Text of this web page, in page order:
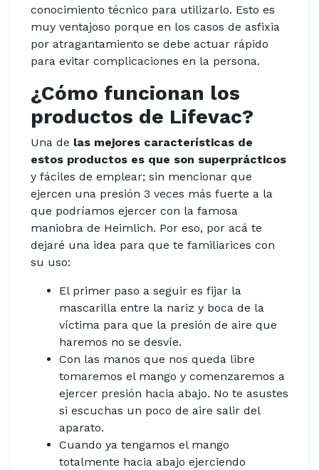
conocimiento técnico para utilizarlo. Esto es
muy ventajoso porque en los casos de asfixia
por atragantamiento se debe actuar rápido
para evitar complicaciones en la persona.
¿Cómo funcionan los
productos de Lifevac?
Una de las mejores características de
estos productos es que son superprácticos
y fáciles de emplear; sin mencionar que
ejercen una presión 3 veces más fuerte a la
que podríamos ejercer con la famosa
maniobra de Heimlich. Por eso, por acá te
dejaré una idea para que te familiarices con
su uso:
El primer paso a seguir es fijar la
mascarilla entre la nariz y boca de la
víctima para que la presión de aire que
haremos no se desvíe.
Con las manos que nos queda libre
tomaremos el mango y comenzaremos a
ejercer presión hacia abajo. No te asustes
si escuchas un poco de aire salir del
aparato.
Cuando ya tengamos el mango
totalmente hacia abajo ejerciendo